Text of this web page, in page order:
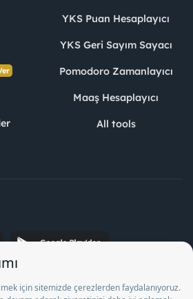
YKS Puan Hesaplayıcı
YKS Geri Sayım Sayacı
Pomodoro Zamanlayıcı
Maaş Hesaplayıcı
All tools